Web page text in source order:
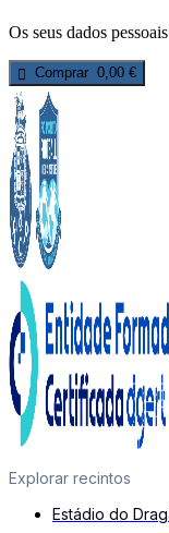
Os seus dados
Comprar 0,00 €
Explorar recintos
Estádio do